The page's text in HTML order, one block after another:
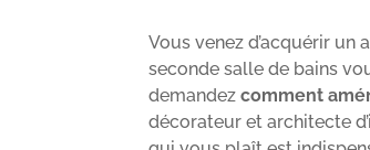
Vous venez d’acquérir
seconde salle de bains
demandezcomment
décorateur et architecte